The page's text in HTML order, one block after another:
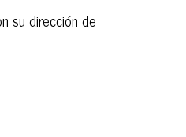
su dirección de